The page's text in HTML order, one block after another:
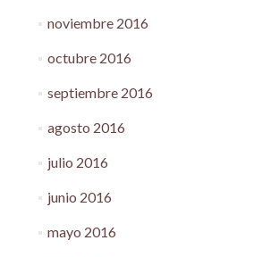
noviembre 2016
octubre 2016
septiembre 2016
agosto 2016
julio 2016
junio 2016
mayo 2016